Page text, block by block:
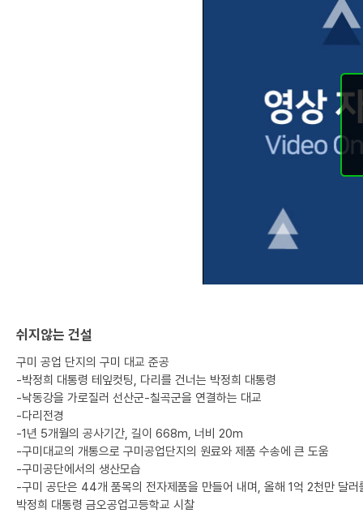
쉬지않는 건설
구미 공업 단지의 구미 대교 준공
-박정희 대통령 테잎컷팅, 다리를 건너는 박정희 대통령
-낙동강을 가로질러 선산군-칠곡군을 연결하는 대교
-다리전경
-1년 5개월의 공사기간, 길이 668m, 너비 20m
-구미대교의 개통으로 구미공업단지의 원료와 제품 수송에 큰 도움
-구미공단에서의 생산모습
-구미 공단은 44개 품목의 전자제품을 만들어 내며, 올해 1억 2천만 달러
박정희 대통령 금오공업고등학교 시찰